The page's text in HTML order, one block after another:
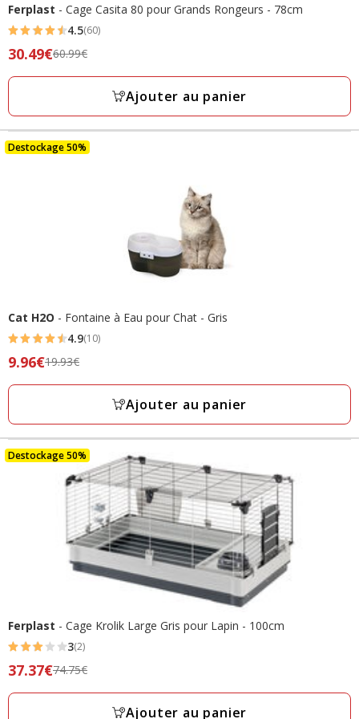
Ferplast - Cage Casita 80 pour Grands Rongeurs - 78cm
4.5
étoiles
avec
avis
4.5(60)
Prix
précédent
prix
final
30.49€
30.49€60.99€
Ajouter au panier
Destockage 50%
Cat H2O - Fontaine à Eau pour Chat - Gris
4.9
étoiles
avec
avis
4.9(10)
Prix
précédent
prix
final
9.96€
9.96€19.93€
Ajouter au panier
Destockage 50%
Ferplast - Cage Krolik Large Gris pour Lapin - 100cm
3
étoiles
avec
3(2)
Prix
précédent
37.37€74.75€
Ajouter au panier